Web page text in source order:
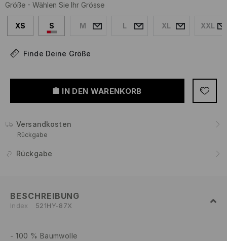
Größe - Wählen Sie Ihr Grösse
XS S M L XL XXL
Finde Deine Größe
IN DEN WARENKORB
Versandkosten
Rückgabe
Rückgabe
BESCHREIBUNG
Index 521HY-87X
100 % Baumwolle